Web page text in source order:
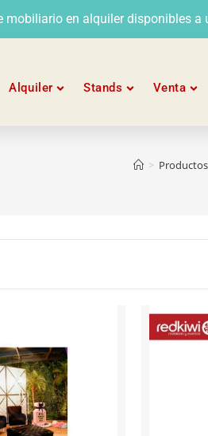
mobiliario en alquiler disponibles a
Alquiler Stands Venta
> Productos